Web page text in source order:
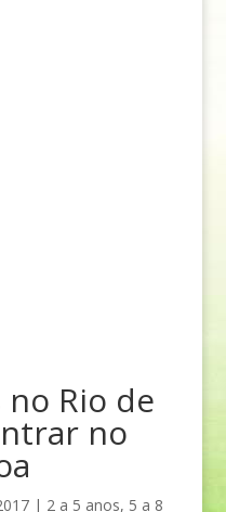
no Rio de
no
| 2 a 5 anos, 5 a 8